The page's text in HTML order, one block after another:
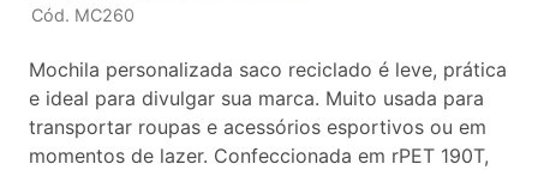
Cód. MC260
Mochila personalizada saco reciclado é leve, prática
e ideal para divulgar sua marca. Muito usada para
transportar roupas e acessórios esportivos ou em
momentos de lazer. Confeccionada em rPET 190T,